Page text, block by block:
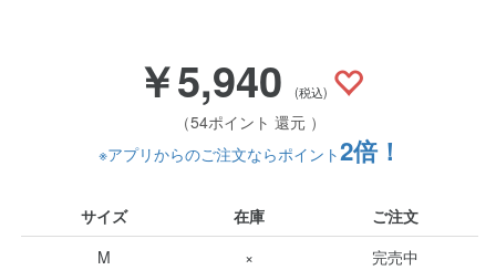
￥5,940 (税込)
（54ポイント 還元 ）
※アプリからのご注文ならポイント2倍！
サイズ 在庫
ご注文
M
×
完売中